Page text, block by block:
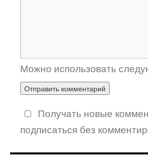
Можно использовать
Получать новые
подписаться без